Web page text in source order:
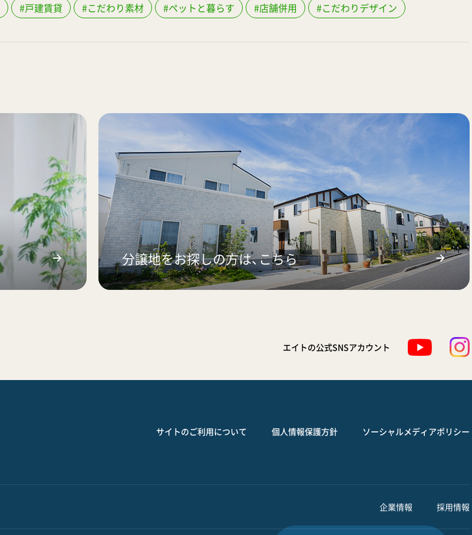
#戸建賃貸 #こだわり素材 #ペットと暮らす #店舗併用 #こだわりデザイン
分譲地をお探しの方は、こちら
エイトの公式SNSアカウント
サイトのご利用について 個人情報保護方針 ソーシャルメディアポリシー
企業情報 採用情報